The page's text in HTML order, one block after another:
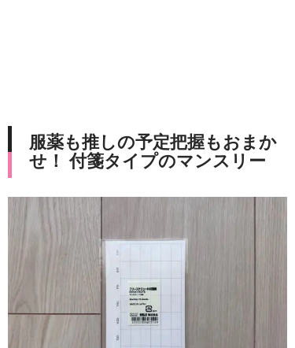
服薬も推しの予定把握もおまか
せ！ 付箋タイプのマンスリー